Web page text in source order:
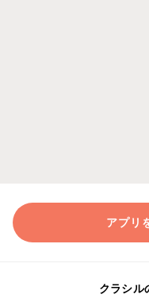
アプリ
クラシル